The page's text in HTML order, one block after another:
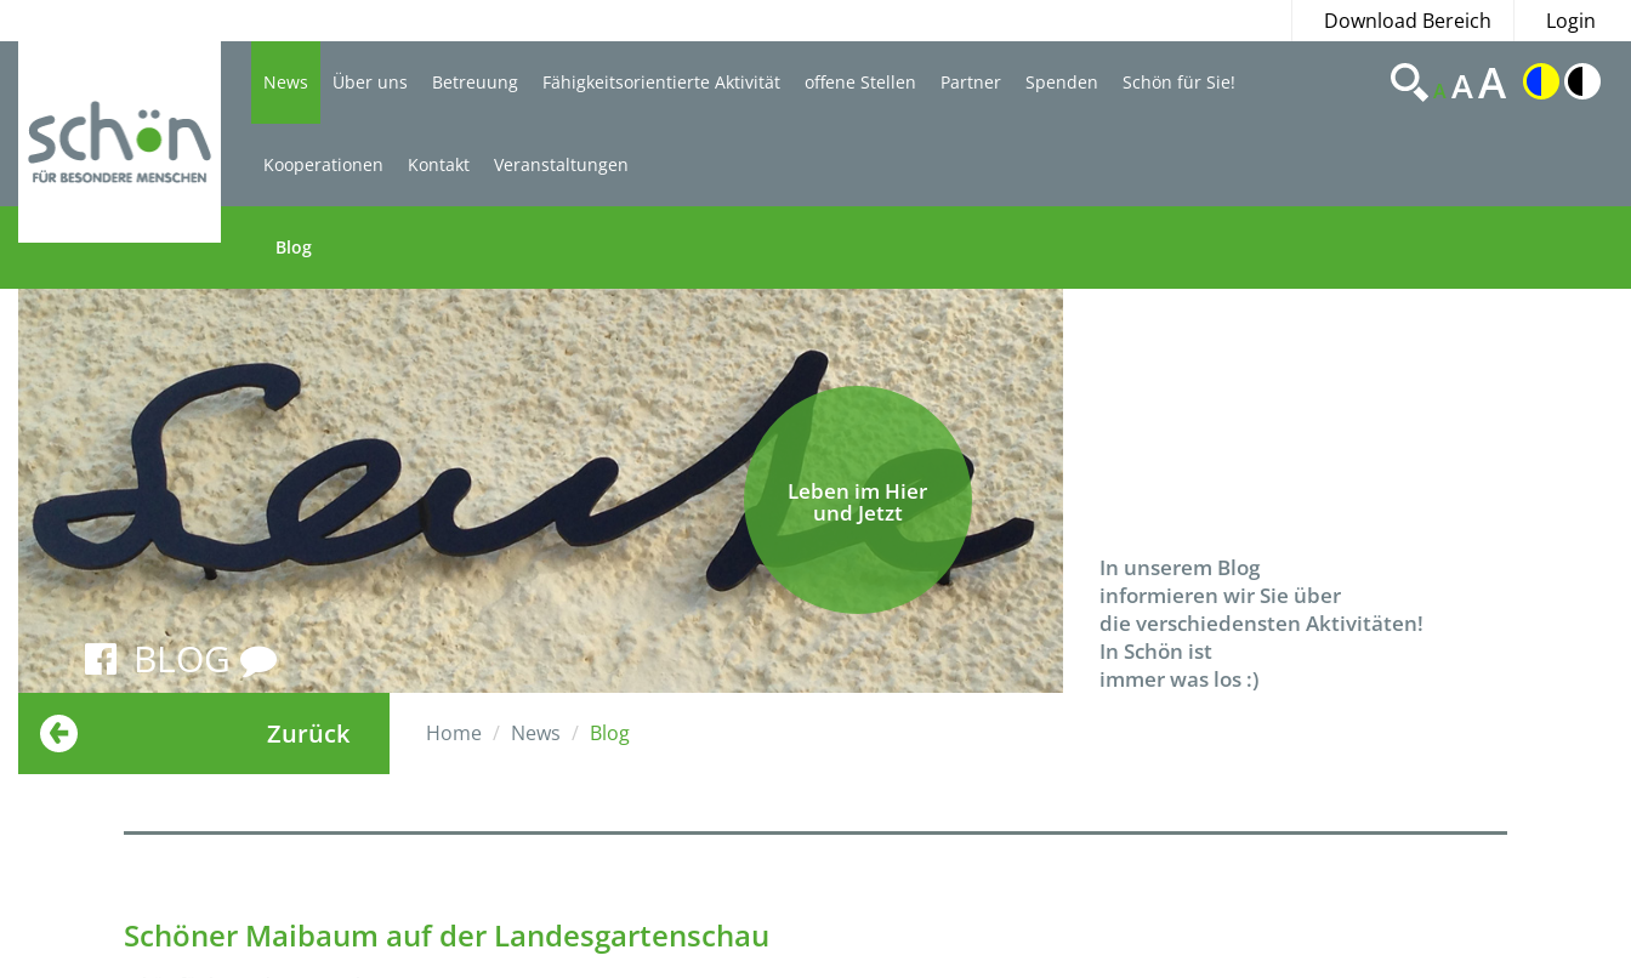
Download Bereich Login
News
Blog
Über uns Betreuung Fähigkeitsorientierte Aktivität offene Stellen Partner Spenden Schön für Sie!
Kooperationen Kontakt Veranstaltungen
AAA
Leben im Hier
und Jetzt
BLOG
In unserem Blog
informieren wir Sie über
die verschiedensten Aktivitäten!
In Schön ist
immer was los :)
Zurück Home News Blog
Schöner Maibaum auf der Landesgartenschau